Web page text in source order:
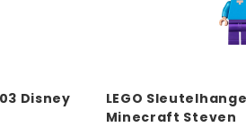
Disney
LEGO
Minecraft Steven